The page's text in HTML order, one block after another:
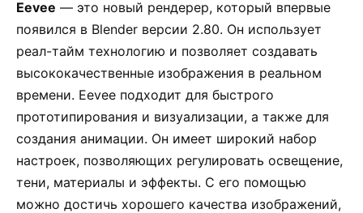
Eevee — это новый рендерер, который впервые
появился в Blender версии 2.80. Он использует
реал-тайм технологию и позволяет создавать
высококачественные изображения в реальном
времени. Eevee подходит для быстрого
прототипирования и визуализации, а также для
создания анимации. Он имеет широкий набор
настроек, позволяющих регулировать освещение,
тени, материалы и эффекты. С его помощью
можно достичь хорошего качества изображений,